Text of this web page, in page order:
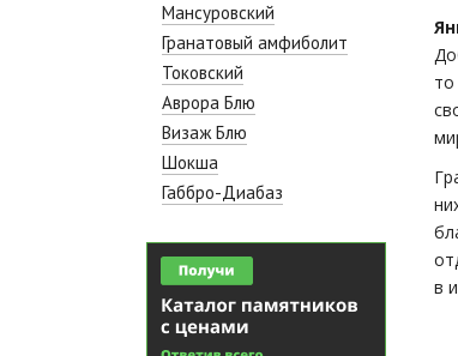
Мансуровский
Гранатовый амфиболит
Токовский
Аврора Блю
Визаж Блю
Шокша
Габбро-Диабаз
в